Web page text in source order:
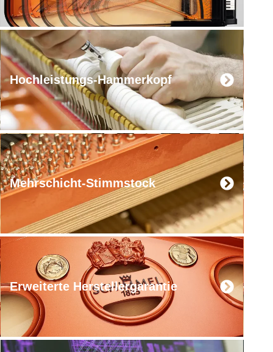
Hochleistungs-Hammerkopf
Mehrschicht-Stimmstock
Erweiterte Herstellergarantie